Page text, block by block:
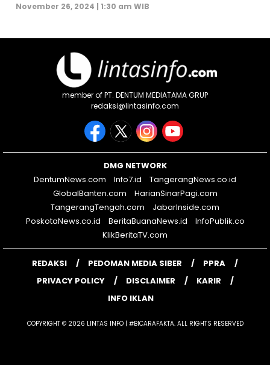
November 26, 2024 | 1:30 am WIB
member of PT. DENTUM MEDIATAMA GRUP
redaksi@lintasinfo.com
DMG NETWORK
DentumNews.com
Info7.id
TangerangNews.co.id
GlobalBanten.com
HarianSinarPagi.com
TangerangTengah.com
JabarInside.com
PoskotaNews.co.id
BeritaBuanaNews.id
InfoPublik.co
KlikBeritaTV.com
REDAKSI PEDOMAN MEDIA SIBER
PPRA
PRIVACY POLICY
DISCLAIMER
KARIR
INFO IKLAN
COPYRIGHT © 2026 LINTAS INFO | #BICARAFAKTA. ALL RIGHTS RESERVED